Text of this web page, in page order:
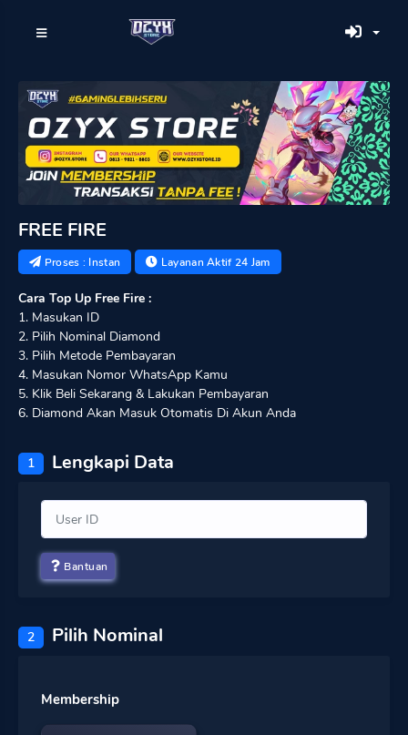
FREE FIRE
Proses : Instan Layanan Aktif 24 Jam
Cara Top Up Free Fire :
1. Masukan ID
2. Pilih Nominal Diamond
3. Pilih Metode Pembayaran
4. Masukan Nomor WhatsApp Kamu
5. Klik Beli Sekarang & Lakukan Pembayaran
6. Diamond Akan Masuk Otomatis Di Akun Anda
1 Lengkapi Data
Bantuan
2 Pilih Nominal
Membership